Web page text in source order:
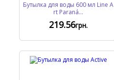
Бутылка для воды 600 мл Line A
rt Paraná...
219.56грн.